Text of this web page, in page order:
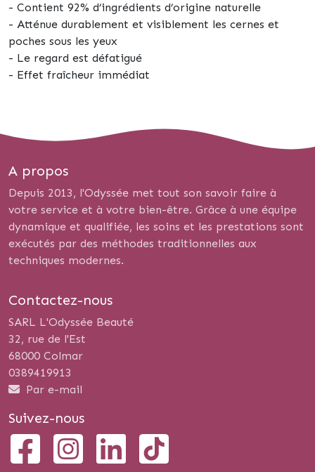
- Contient 92% d’ingrédients d’origine naturelle
- Atténue durablement et visiblement les cernes et
poches sous les yeux
- Le regard est défatigué
- Effet fraîcheur immédiat
A propos
Depuis 2013, l'Odyssée met tout son savoir faire à
votre service et à votre bien-être. Grâce à une équipe
dynamique et qualifiée, les soins et les prestations sont
exécutés par des méthodes traditionnelles aux
techniques modernes.
Contactez-nous
SARL L'Odyssée Beauté
32, rue de l'Est
68000 Colmar
0389419913
Par e-mail
Suivez-nous